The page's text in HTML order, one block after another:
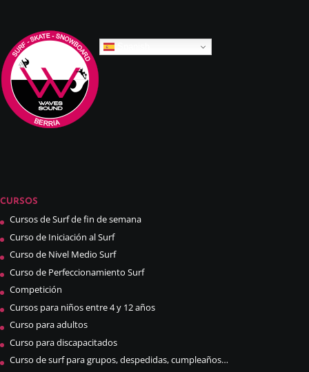
CURSOS
Cursos de Surf de fin de semana
Curso de Iniciación al Surf
Curso de Nivel Medio Surf
Curso de Perfeccionamiento Surf
Competición
Cursos para niños entre 4 y 12 años
Curso para adultos
Curso para discapacitados
Curso de surf para grupos, despedidas, cumpleaños…